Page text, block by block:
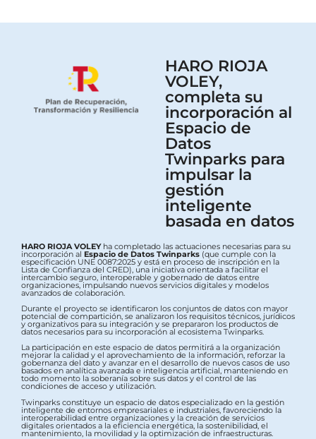
HARO RIOJA
VOLEY,
completa su
incorporación al
Espacio de
Datos
Twinparks para
impulsar la
gestión
inteligente
basada en datos
HARO RIOJA VOLEYha completado las actuaciones necesarias para su
incorporación al Espacio de Datos Twinparks (que cumple con la
especificación UNE 0087:2025 y está en proceso de inscripción en la
Lista de Confianza del CRED), una iniciativa orientada a facilitar el
intercambio seguro, interoperable y gobernado de datos entre
organizaciones, impulsando nuevos servicios digitales y modelos
avanzados de colaboración.
Durante el proyecto se identificaron los conjuntos de datos con mayor
potencial de compartición, se analizaron los requisitos técnicos, jurídicos
y organizativos para su integración y se prepararon los productos de
datos necesarios para su incorporación al ecosistema Twinparks.
La participación en este espacio de datos permitirá a la organización
mejorar la calidad y el aprovechamiento de la información, reforzar la
gobernanza del dato y avanzar en el desarrollo de nuevos casos de uso
basados en analítica avanzada e inteligencia artificial, manteniendo en
todo momento la soberanía sobre sus datos y el control de las
condiciones de acceso y utilización.
Twinparks constituye un espacio de datos especializado en la gestión
inteligente de entornos empresariales e industriales, favoreciendo la
interoperabilidad entre organizaciones y la creación de servicios
digitales orientados a la eficiencia energética, la sostenibilidad, el
mantenimiento, la movilidad y la optimización de infraestructuras.